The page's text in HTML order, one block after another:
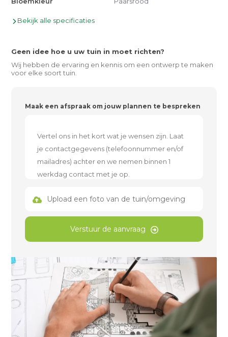
Bekijk alle specificaties
Geen idee hoe u uw tuin in moet richten?
Wij hebben de ervaring en kennis om een ontwerp te maken
voor elke soort tuin.
Maak een afspraak om jouw plannen te bespreken
Upload een foto van de tuin/omgeving
Verstuur de aanvraag